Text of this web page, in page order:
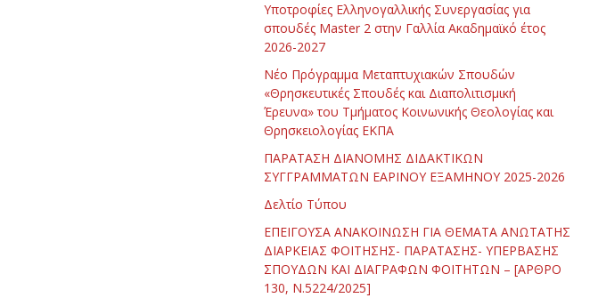
Υποτροφίες Ελληνογαλλικής Συνεργασίας για
σπουδές Master 2 στην Γαλλία Ακαδημαϊκό έτος
2026-2027
Νέο Πρόγραμμα Μεταπτυχιακών Σπουδών
«Θρησκευτικές Σπουδές και Διαπολιτισμική
Έρευνα» του Τμήματος Κοινωνικής Θεολογίας και
Θρησκειολογίας ΕΚΠΑ
ΠΑΡΑΤΑΣΗ ΔΙΑΝΟΜΗΣ ΔΙΔΑΚΤΙΚΩΝ
ΣΥΓΓΡΑΜΜΑΤΩΝ ΕΑΡΙΝΟΥ ΕΞΑΜΗΝΟΥ 2025-2026
Δελτίο Τύπου
ΕΠΕΙΓΟΥΣΑ ΑΝΑΚΟΙΝΩΣΗ ΓΙΑ ΘΕΜΑΤΑ ΑΝΩΤΑΤΗΣ
ΔΙΑΡΚΕΙΑΣ ΦΟΙΤΗΣΗΣ- ΠΑΡΑΤΑΣΗΣ- ΥΠΕΡΒΑΣΗΣ
ΣΠΟΥΔΩΝ ΚΑΙ ΔΙΑΓΡΑΦΩΝ ΦΟΙΤΗΤΩΝ – [ΑΡΘΡΟ
130, Ν.5224/2025]